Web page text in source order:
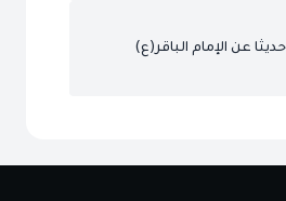
عن الإمام الباقر(ع)